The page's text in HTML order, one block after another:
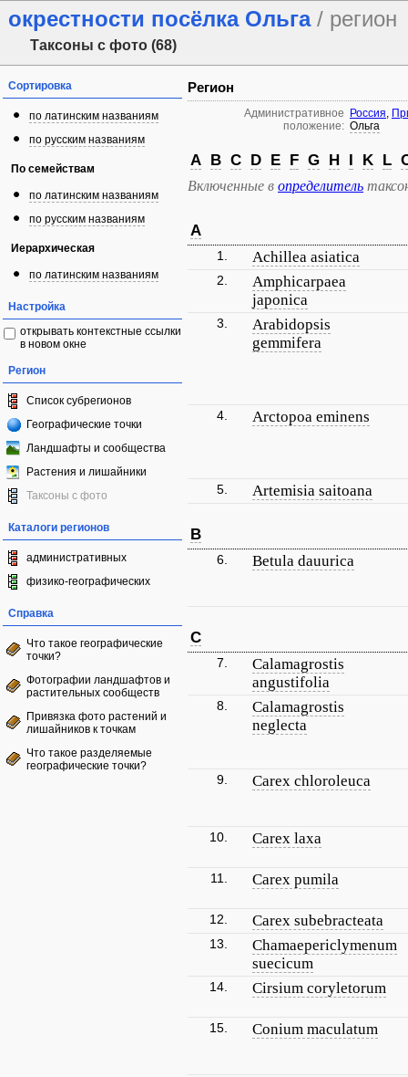
окрестности посёлка Ольга/ регион
Таксоны с фото (68)
Сортировка
по латинским названиям
по русским названиям
По семействам
по латинским названиям
по русским названиям
Иерархическая
по латинским названиям
Настройка
открывать контекстные ссылки
в новом окне
Регион
Список субрегионов
Географические точки
Ландшафты и сообщества
Растения и лишайники
Таксоны с фото
Каталоги регионов
административных
физико-географических
Справка
Что такое географические
точки?
Фотографии ландшафтов и
растительных сообществ
Привязка фото растений и
лишайников к точкам
Что такое разделяемые
географические точки?
Регион
Административное
положение:
Россия,
Ольга
A B C D E F G H I K L
Включенные в определитель
A
1. Achillea asiatica
2.
Amphicarpaea
japonica
3.
Arabidopsis
gemmifera
4. Arctopoa eminens
5. Artemisia saitoana
B
6. Betula dauurica
C
7.
Calamagrostis
angustifolia
8.
Calamagrostis
neglecta
9. Carex chloroleuca
10. Carex laxa
11. Carex pumila
12. Carex subebracteata
13.
Chamaepericlymenum
suecicum
14. Cirsium coryletorum
15. Conium maculatum